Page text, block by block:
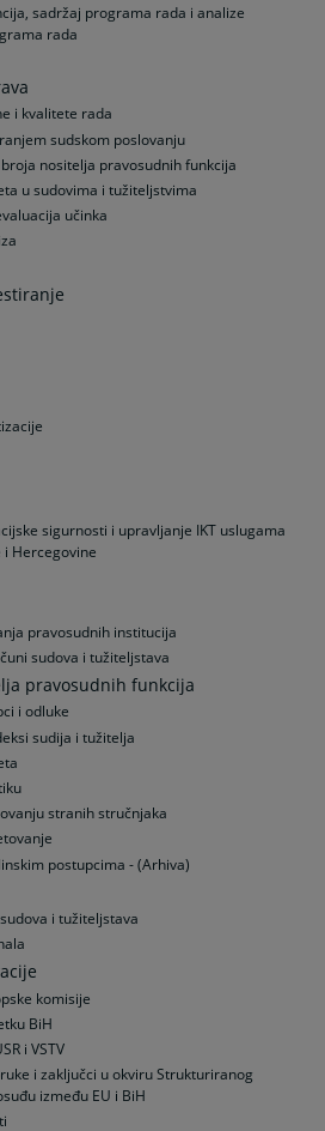
sadržaj programa rada i analize
rada
i kvalitete rada
sudskom poslovanju
nositelja pravosudnih funkcija
u sudovima i tužiteljstvima
učinka
sigurnosti i upravljanje IKT uslugama
i Hercegovine
pravosudnih institucija
sudova i tužiteljstava
pravosudnih funkcija
i odluke
sudija i tužitelja
stranih stručnjaka
postupcima - (Arhiva)
i tužiteljstava
komisije
BiH
i VSTV
i zaključci u okviru Strukturiranog
između EU i BiH